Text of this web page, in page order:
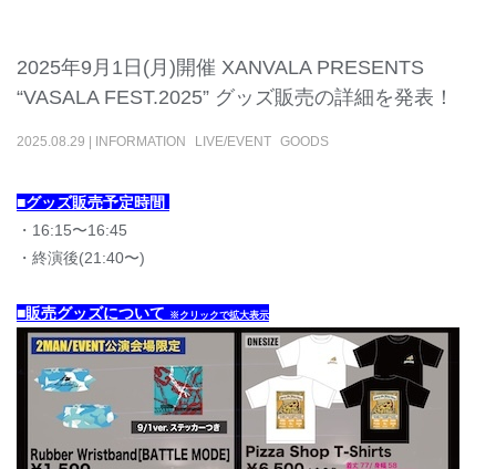
2025年9月1日(月)開催 XANVALA PRESENTS
“VASALA FEST.2025” グッズ販売の詳細を発表！
2025.08.29 INFORMATION LIVE/EVENT GOODS
■グッズ販売予定時間
・16:15〜16:45
・終演後(21:40〜)
■販売グッズについて ※クリックで拡大表示